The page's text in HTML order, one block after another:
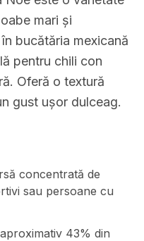
mari și
bucătăria mexicană
pentru chili con
Oferă o textură
gust ușor dulceag.
concentrată de
sau persoane cu
43% din